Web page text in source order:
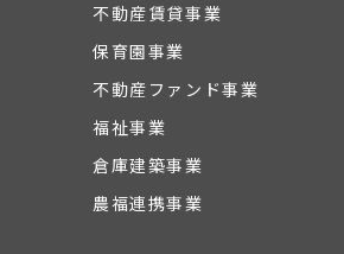
不動産賃貸事業
保育園事業
不動産ファンド事業
福祉事業
倉庫建築事業
農福連携事業